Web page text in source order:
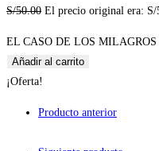
S/50.00 El precio original era: S/
EL CASO DE LOS MILAGROS
Añadir al carrito
¡Oferta!
Producto anterior